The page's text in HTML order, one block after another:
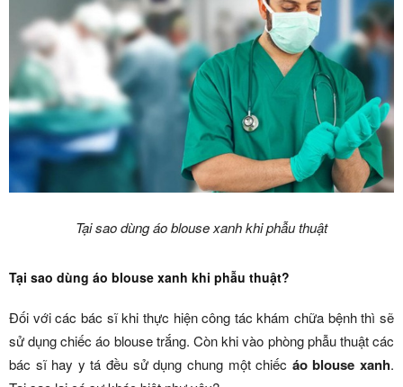
Tại sao dùng áo blouse xanh khi phẫu thuật
Tại sao dùng áo blouse xanh khi phẫu thuật?
Đối với các bác sĩ khi thực hiện công tác khám chữa bệnh thì sẽ
sử dụng chiếc áo blouse trắng. Còn khi vào phòng phẫu thuật các
bác sĩ hay y tá đều sử dụng chung một chiếc áo blouse xanh.